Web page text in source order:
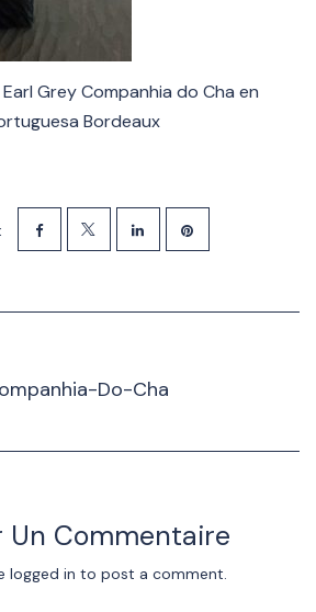
Grey Companhia do Cha en
Bordeaux
Do-Cha
Un Commentaire
logged in to post a comment.